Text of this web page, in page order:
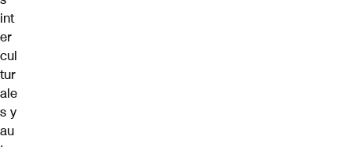
int
er
cul
tur
ale
s y
au